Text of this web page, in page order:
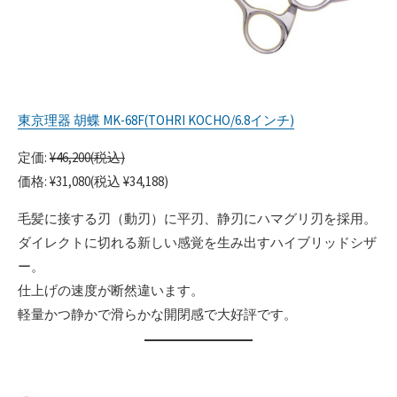
東京理器 胡蝶 MK-68F(TOHRI KOCHO/6.8インチ)
定価: ¥46,200(税込)
価格: ¥31,080(税込 ¥34,188)
毛髪に接する刃（動刃）に平刃、静刃にハマグリ刃を採用。
ダイレクトに切れる新しい感覚を生み出すハイブリッドシザ
ー。
仕上げの速度が断然違います。
軽量かつ静かで滑らかな開閉感で大好評です。